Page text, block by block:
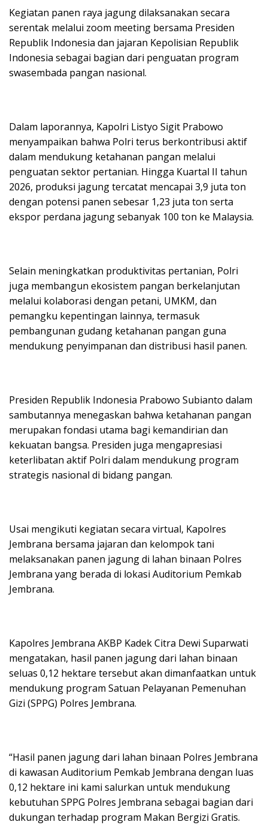
Kegiatan panen raya jagung dilaksanakan secara
serentak melalui zoom meeting bersama Presiden
Republik Indonesia dan jajaran Kepolisian Republik
Indonesia sebagai bagian dari penguatan program
swasembada pangan nasional.
Dalam laporannya, Kapolri Listyo Sigit Prabowo
menyampaikan bahwa Polri terus berkontribusi aktif
dalam mendukung ketahanan pangan melalui
penguatan sektor pertanian. Hingga Kuartal II tahun
2026, produksi jagung tercatat mencapai 3,9 juta ton
dengan potensi panen sebesar 1,23 juta ton serta
ekspor perdana jagung sebanyak 100 ton ke Malaysia.
Selain meningkatkan produktivitas pertanian, Polri
juga membangun ekosistem pangan berkelanjutan
melalui kolaborasi dengan petani, UMKM, dan
pemangku kepentingan lainnya, termasuk
pembangunan gudang ketahanan pangan guna
mendukung penyimpanan dan distribusi hasil panen.
Presiden Republik Indonesia Prabowo Subianto dalam
sambutannya menegaskan bahwa ketahanan pangan
merupakan fondasi utama bagi kemandirian dan
kekuatan bangsa. Presiden juga mengapresiasi
keterlibatan aktif Polri dalam mendukung program
strategis nasional di bidang pangan.
Usai mengikuti kegiatan secara virtual, Kapolres
Jembrana bersama jajaran dan kelompok tani
melaksanakan panen jagung di lahan binaan Polres
Jembrana yang berada di lokasi Auditorium Pemkab
Jembrana.
Kapolres Jembrana AKBP Kadek Citra Dewi Suparwati
mengatakan, hasil panen jagung dari lahan binaan
seluas 0,12 hektare tersebut akan dimanfaatkan untuk
mendukung program Satuan Pelayanan Pemenuhan
Gizi (SPPG) Polres Jembrana.
“Hasil panen jagung dari lahan binaan Polres Jembrana
di kawasan Auditorium Pemkab Jembrana dengan luas
0,12 hektare ini kami salurkan untuk mendukung
kebutuhan SPPG Polres Jembrana sebagai bagian dari
dukungan terhadap program Makan Bergizi Gratis.